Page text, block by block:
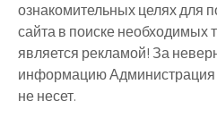
ознакомительных целях для
сайта в поиске необходимых
является рекламой! За
информацию Администрация
не несет.